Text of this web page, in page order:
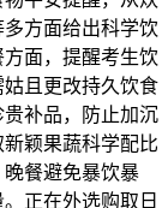
方面给出科学饮
面，提醒考生饮
且更改持久饮食
补品，防止加沉
颖果蔬科学配比
餐避免暴饮暴
正在外选购取日